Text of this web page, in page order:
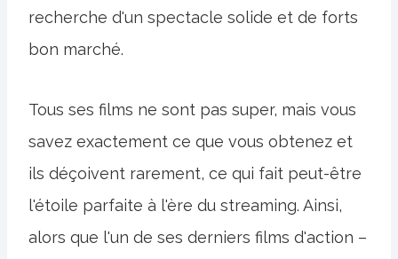
recherche d'un spectacle solide et de forts
bon marché.
Tous ses films ne sont pas super, mais vous
savez exactement ce que vous obtenez et
ils déçoivent rarement, ce qui fait peut-être
l'étoile parfaite à l'ère du streaming. Ainsi,
alors que l'un de ses derniers films d'action –